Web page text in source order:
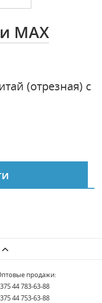
MAX
(отрезная) с
продажи:
44 783-63-88
44 753-63-88